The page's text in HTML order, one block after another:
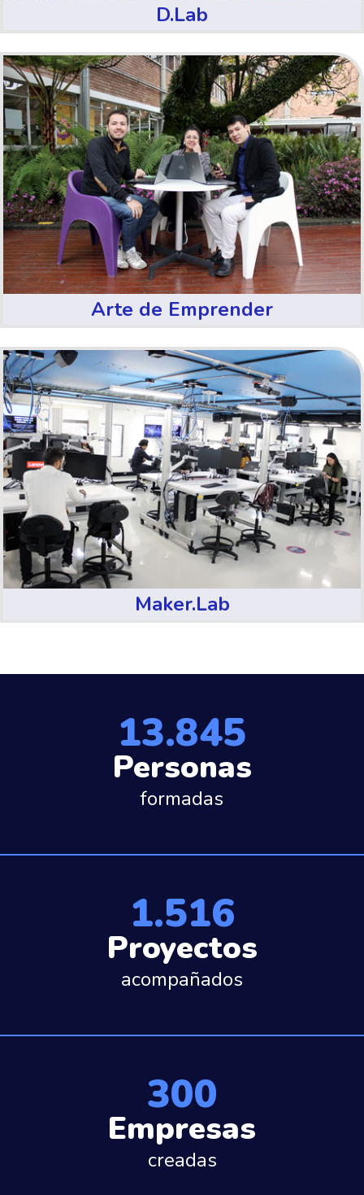
D.Lab
Arte de Emprender
Maker.Lab
13.845
Personas
formadas
1.516
Proyectos
acompañados
300
Empresas
creadas